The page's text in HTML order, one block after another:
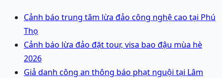
Cảnh báo trung tâm lừa đảo công nghệ cao tại Phú
Thọ
Cảnh báo lừa đảo đặt tour, visa bao đậu mùa hè
2026
Giả danh công an thông báo phạt nguội tại Lâm